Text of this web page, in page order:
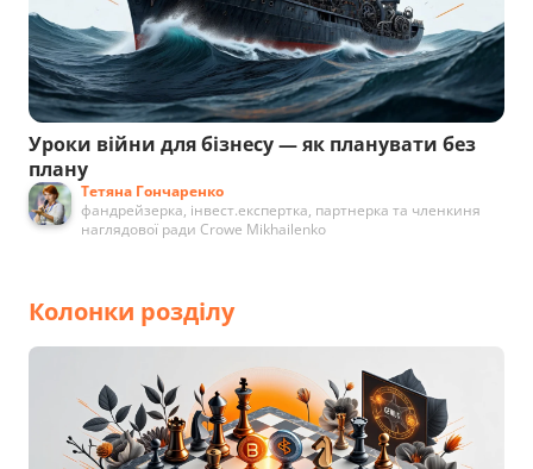
Уроки війни для бізнесу — як планувати без
плану
Тетяна Гончаренко
фандрейзерка, інвест.експертка, партнерка та членкиня
наглядової ради Crowe Mikhailenko
Колонки розділу